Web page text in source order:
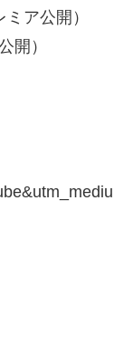
ア公開）
開）